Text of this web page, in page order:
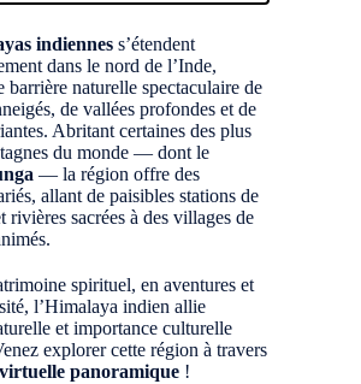
indiennes s’étendent
dans le nord de l’Inde,
barrière naturelle spectaculaire de
de vallées profondes et de
Abritant certaines des plus
du monde — dont le
— la région offre des
allant de paisibles stations de
rivières sacrées à des villages de
spirituel, en aventures et
l’Himalaya indien allie
et importance culturelle
explorer cette région à travers
panoramique !